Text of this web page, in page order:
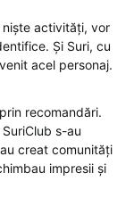
niște activități, vor
Și Suri, cu
acel personaj.
recomandări.
s-au
creat comunități
impresii și